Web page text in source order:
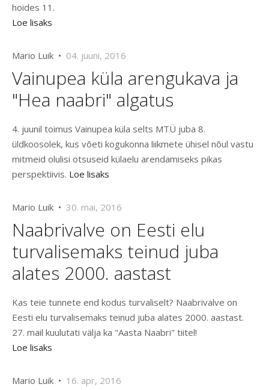
hoides 11.
Loe lisaks
Mario Luik • 04. juuni, 2016
Vainupea küla arengukava ja
"Hea naabri" algatus
4. juunil toimus Vainupea küla selts MTÜ juba 8.
üldkoosolek, kus võeti kogukonna liikmete ühisel nõul vastu
mitmeid olulisi otsuseid külaelu arendamiseks pikas
perspektiivis. Loe lisaks
Mario Luik • 30. mai, 2016
Naabrivalve on Eesti elu
turvalisemaks teinud juba
alates 2000. aastast
Kas teie tunnete end kodus turvaliselt? Naabrivalve on
Eesti elu turvalisemaks teinud juba alates 2000. aastast.
27. mail kuulutati välja ka "Aasta Naabri" tiitel!
Loe lisaks
Mario Luik • 16. apr, 2016